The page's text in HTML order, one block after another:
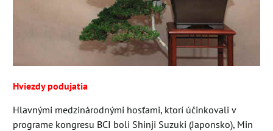
Hviezdy podujatia
Hlavnými medzinárodnými hosťami, ktorí účinkovali v
programe kongresu BCI boli Shinji Suzuki (Japonsko), Min